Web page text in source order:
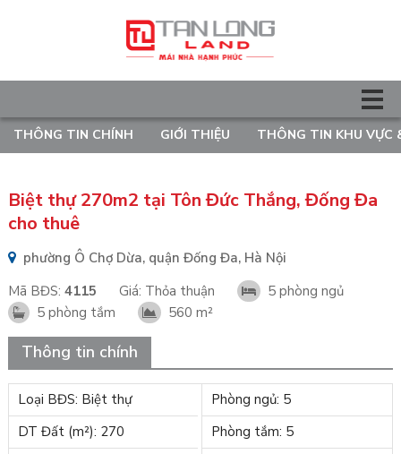
THÔNG TIN CHÍNH GIỚI THIỆU THÔNG TIN KHU VỰC
Biệt thự 270m2 tại Tôn Đức Thắng, Đống Đa
cho thuê
phường Ô Chợ Dừa, quận Đống Đa, Hà Nội
Mã BĐS: 4115 Giá: Thỏa thuận
5 phòng ngủ
5 phòng tắm
560 m²
Thông tin chính
Loại BĐS: Biệt thự
Phòng ngủ: 5
DT Đất (m²): 270
Phòng tắm: 5